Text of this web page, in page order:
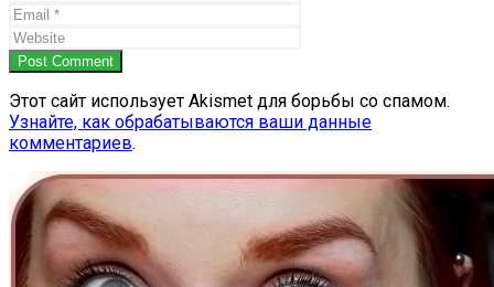
Post Comment
Этот сайт использует Akismet для борьбы со спамом.
Узнайте, как обрабатываются ваши данные
комментариев.